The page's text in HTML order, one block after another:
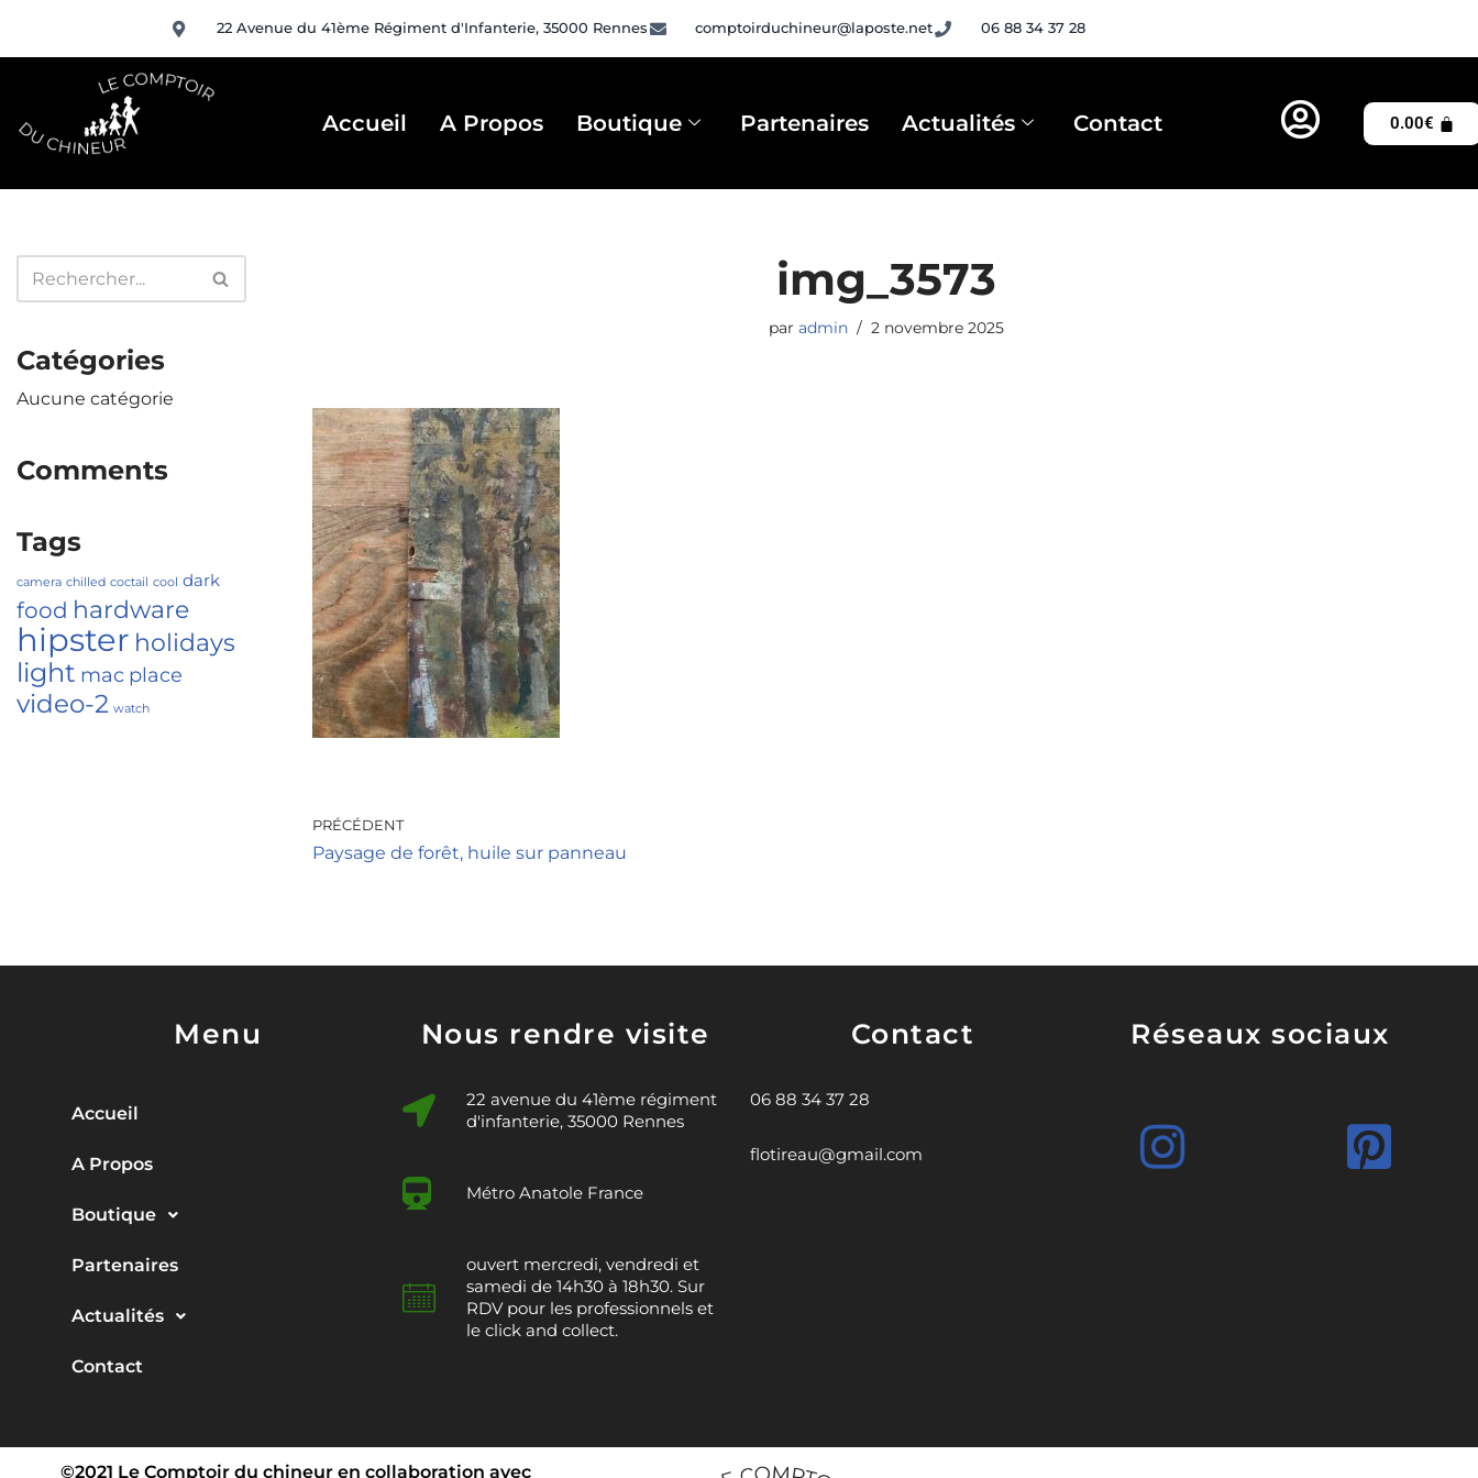
Aller
22 Avenue du 41ème Régiment d'Infanterie, 35000 Rennes comptoirduchineur@laposte.net 06 88 34 37 28
Accueil A Propos Boutique Partenaires Actualités Contact 0.00€
Catégories
Aucune catégorie
Comments
Tags
camera chilled coctail cool dark
food hardware
hipster holidays
light mac place
video-2 watch
img_3573
paradmin 2 novembre 2025
PRÉCÉDENT
Paysage de forêt, huile sur panneau
Menu
Accueil
A Propos
Boutique
Partenaires
Actualités
Contact
Nous rendre visite
22 avenue du 41ème régiment
d'infanterie, 35000 Rennes
Métro Anatole France
ouvert mercredi, vendredi et
samedi de 14h30 à 18h30. Sur
RDV pour les professionnels et
le click and collect.
Contact
06 88 34 37 28
flotireau@gmail.com
Réseaux sociaux
©2021 Le Comptoir du chineur en collaboration avec